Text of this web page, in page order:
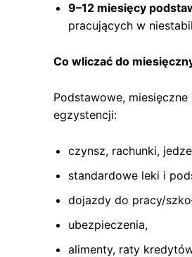
9–12 miesięcy
pracujących w
Co wliczać do
Podstawowe,
egzystencji:
czynsz, rachunki,
standardowe leki i
dojazdy do pracy/
ubezpieczenia,
alimenty, raty